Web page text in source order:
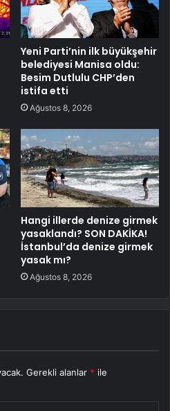
Yeni Parti’nin ilk büyükşehir
belediyesi Manisa oldu:
Besim Dutlulu CHP’den
istifa etti
Ağustos 8, 2026
Hangi illerde denize girmek
yasaklandı? SON DAKİKA!
İstanbul’da denize girmek
yasak mı?
Ağustos 8, 2026
Gerekli alanlar * ile